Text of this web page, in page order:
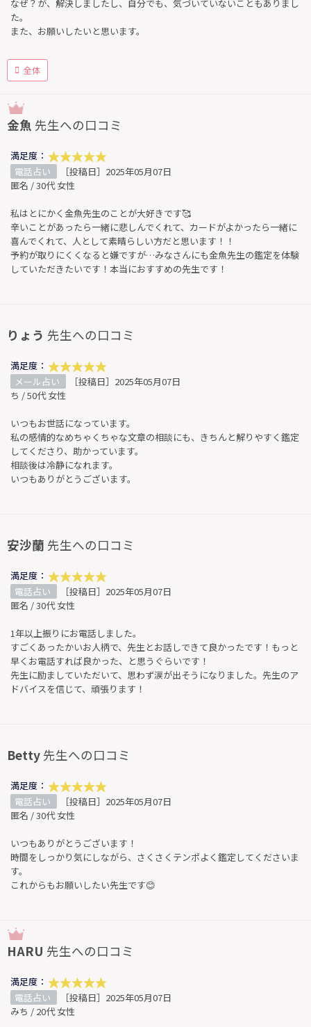
なぜ？が、解決しましたし、自分でも、気づいていないこともありまし
た。
また、お願いしたいと思います。
全体
金魚 先生への口コミ
満足度：
電話占い
［投稿日］2025年05月07日
匿名 / 30代 女性
私はとにかく金魚先生のことが大好きです🥰
辛いことがあったら一緒に悲しんでくれて、カードがよかったら一緒に
喜んでくれて、人として素晴らしい方だと思います！！
予約が取りにくくなると嫌ですが…みなさんにも金魚先生の鑑定を体験
していただきたいです！本当におすすめの先生です！
りょう 先生への口コミ
満足度：
メール占い
［投稿日］2025年05月07日
ち / 50代 女性
いつもお世話になっています。
私の感情的なめちゃくちゃな文章の相談にも、きちんと解りやすく鑑定
してくださり、助かっています。
相談後は冷静になれます。
いつもありがとうございます。
安沙蘭 先生への口コミ
満足度：
電話占い
［投稿日］2025年05月07日
匿名 / 30代 女性
1年以上振りにお電話しました。
すごくあったかいお人柄で、先生とお話しできて良かったです！もっと
早くお電話すれば良かった、と思うぐらいです！
先生に励ましていただいて、思わず涙が出そうになりました。先生のア
ドバイスを信じて、頑張ります！
Betty 先生への口コミ
満足度：
電話占い
［投稿日］2025年05月07日
匿名 / 30代 女性
いつもありがとうございます！
時間をしっかり気にしながら、さくさくテンポよく鑑定してくださいま
す。
これからもお願いしたい先生です😊
HARU 先生への口コミ
満足度：
電話占い
［投稿日］2025年05月07日
みち / 20代 女性